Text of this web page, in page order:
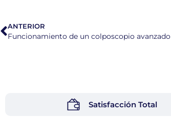
ANTERIOR
Funcionamiento de un colposcopio avanzado
Satisfacción Total